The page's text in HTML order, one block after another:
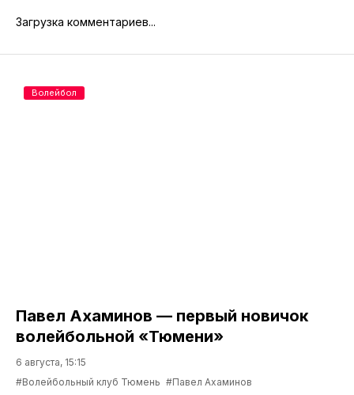
Загрузка комментариев...
Павел Ахаминов — первый новичок
волейбольной «Тюмени»
6 августа, 15:15
#Волейбольный клуб Тюмень #Павел Ахаминов
Волейбол